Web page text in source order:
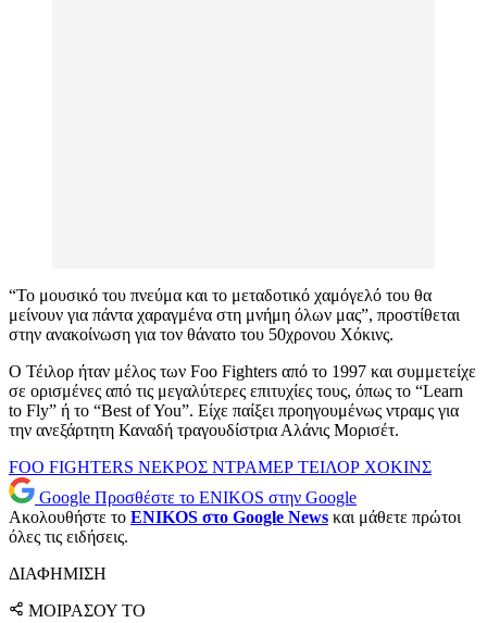
“Το μουσικό του πνεύμα και το μεταδοτικό χαμόγελό του θα
μείνουν για πάντα χαραγμένα στη μνήμη όλων μας”, προστίθεται
στην ανακοίνωση για τον θάνατο του 50χρονου Χόκινς.
Ο Τέιλορ ήταν μέλος των Foo Fighters από το 1997 και συμμετείχε
σε ορισμένες από τις μεγαλύτερες επιτυχίες τους, όπως το “Learn
to Fly” ή το “Best of You”. Είχε παίξει προηγουμένως ντραμς για
την ανεξάρτητη Καναδή τραγουδίστρια Αλάνις Μορισέτ.
FOO FIGHTERS ΝΕΚΡΟΣ ΝΤΡΑΜΕΡ ΤΕΙΛΟΡ ΧΟΚΙΝΣ
Google Προσθέστε το ENIKOS στην Google
Ακολουθήστε το ENIKOS στο Google News και μάθετε πρώτοι
όλες τις ειδήσεις.
ΔΙΑΦΗΜΙΣΗ
ΜΟΙΡΑΣΟΥ ΤΟ